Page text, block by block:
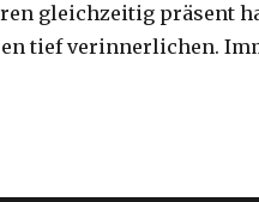
gleichzeitig präsent
tief verinnerlichen.